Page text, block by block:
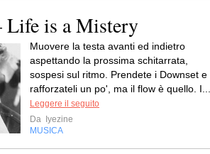
Life is a Mistery
Muovere la testa avanti ed indietro
aspettando la prossima schitarrata,
sospesi sul ritmo. Prendete i Downset e
rafforzateli un po', ma il flow è quello. I...
Leggere il seguito
Da
Iyezine
MUSICA